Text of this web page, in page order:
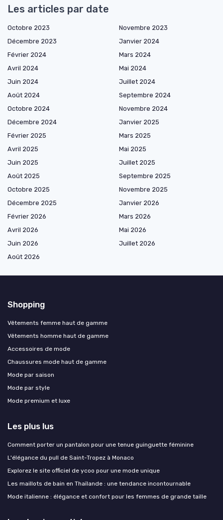
Les articles par date
Octobre 2023
Novembre 2023
Décembre 2023
Janvier 2024
Février 2024
Mars 2024
Avril 2024
Mai 2024
Juin 2024
Juillet 2024
Août 2024
Septembre 2024
Octobre 2024
Novembre 2024
Décembre 2024
Janvier 2025
Février 2025
Mars 2025
Avril 2025
Mai 2025
Juin 2025
Juillet 2025
Août 2025
Septembre 2025
Octobre 2025
Novembre 2025
Décembre 2025
Janvier 2026
Février 2026
Mars 2026
Avril 2026
Mai 2026
Juin 2026
Juillet 2026
Août 2026
Shopping
Vêtements femme haut de gamme
Vêtements homme haut de gamme
Accessoires de mode
Chaussures mode haut de gamme
Mode par saison
Mode par style
Mode premium et luxe
Les plus lus
Comment porter un pantalon pour une tenue guinguette féminine
L'élégance du pull de Saint-Tropez à Monaco
Explorez le site officiel de ycoo pour une mode unique
Les maillots de bain en Thaïlande : une tendance incontournable
Mode italienne : élégance et confort pour les femmes de grande taille